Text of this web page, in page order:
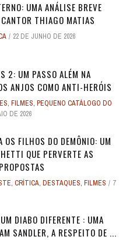
UMA ANÁLISE BREVE
THIAGO MATIAS
22 DE JUNHO DE 2026
2: UM PASSO ALÉM NA
ANJOS COMO ANTI-HERÓIS
, FILMES, PEQUENO CATÁLOGO DO
DE 2026
OS FILHOS DO DEMÔNIO: UM
QUE PERVERTE AS
, CRÍTICA, DESTAQUES, FILMES
7
DIABO DIFERENTE : UMA
SANDLER, A RESPEITO DE ...